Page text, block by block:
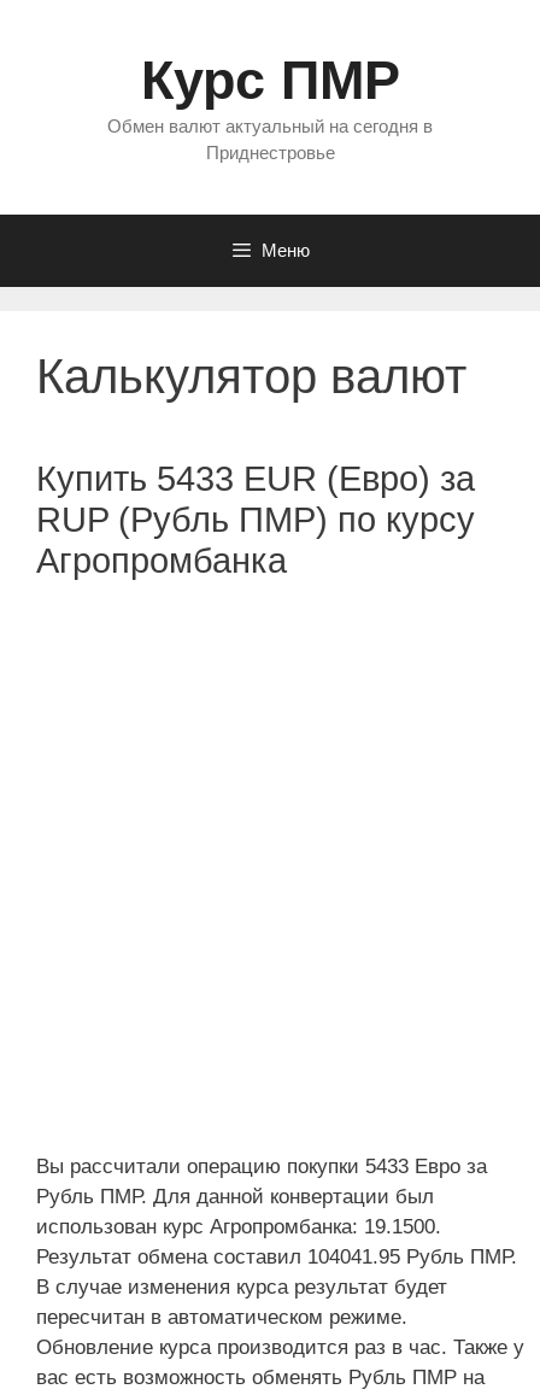
Курс ПМР
Обмен валют актуальный на сегодня в
Приднестровье
Меню
Калькулятор валют
Купить 5433 EUR (Евро) за
RUP (Рубль ПМР) по курсу
Агропромбанка
Вы рассчитали операцию покупки 5433 Евро за
Рубль ПМР. Для данной конвертации был
использован курс Агропромбанка: 19.1500.
Результат обмена составил 104041.95 Рубль ПМР.
В случае изменения курса результат будет
пересчитан в автоматическом режиме.
Обновление курса производится раз в час. Также у
вас есть возможность обменять Рубль ПМР на